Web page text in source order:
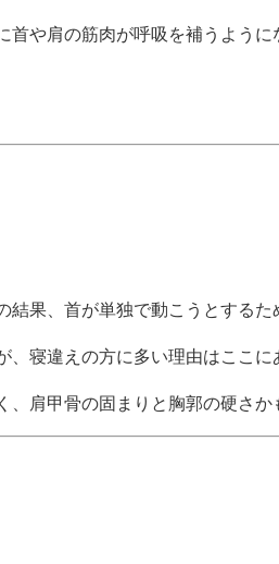
や肩の筋肉が呼吸を補うように
果、首が単独で動こうとするた
寝違えの方に多い理由はここに
肩甲骨の固まりと胸郭の硬さか